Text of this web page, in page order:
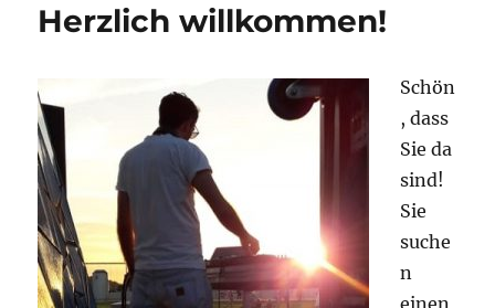
Herzlich willkommen!
Schön
, dass
Sie da
sind!
Sie
suche
n
einen